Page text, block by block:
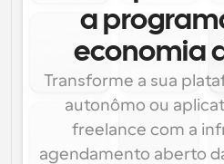
a
economia
Transforme a sua
autonômo ou
freelance com a
agendamento aberto